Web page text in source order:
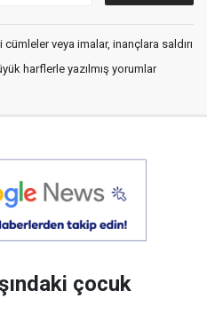
veya imalar, inançlara saldırı
harflerle yazılmış yorumlar
çocuk